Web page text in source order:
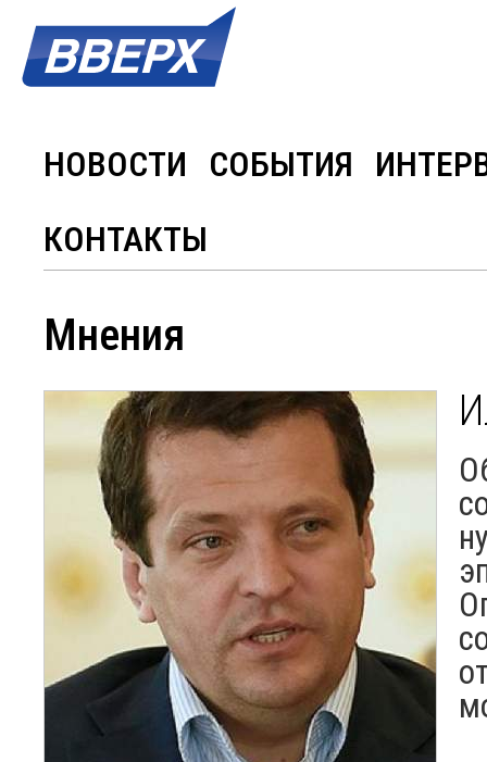
НОВОСТИ СОБЫТИЯ
КОНТАКТЫ
Мнения